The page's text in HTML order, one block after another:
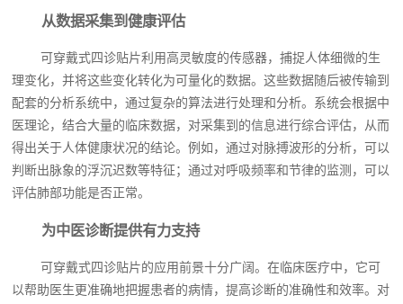
从数据采集到健康评估
可穿戴式四诊贴片利用高灵敏度的传感器，捕捉人体细微的生
理变化，并将这些变化转化为可量化的数据。这些数据随后被传输到
配套的分析系统中，通过复杂的算法进行处理和分析。系统会根据中
医理论，结合大量的临床数据，对采集到的信息进行综合评估，从而
得出关于人体健康状况的结论。例如，通过对脉搏波形的分析，可以
判断出脉象的浮沉迟数等特征；通过对呼吸频率和节律的监测，可以
评估肺部功能是否正常。
为中医诊断提供有力支持
可穿戴式四诊贴片的应用前景十分广阔。在临床医疗中，它可
以帮助医生更准确地把握患者的病情，提高诊断的准确性和效率。对